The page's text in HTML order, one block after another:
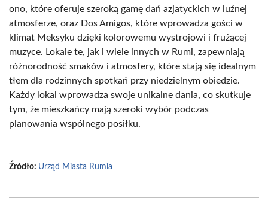
ono, które oferuje szeroką gamę dań azjatyckich w luźnej
atmosferze, oraz Dos Amigos, które wprowadza gości w
klimat Meksyku dzięki kolorowemu wystrojowi i frużącej
muzyce. Lokale te, jak i wiele innych w Rumi, zapewniają
różnorodność smaków i atmosfery, które stają się idealnym
tłem dla rodzinnych spotkań przy niedzielnym obiedzie.
Każdy lokal wprowadza swoje unikalne dania, co skutkuje
tym, że mieszkańcy mają szeroki wybór podczas
planowania wspólnego posiłku.
Źródło: Urząd Miasta Rumia